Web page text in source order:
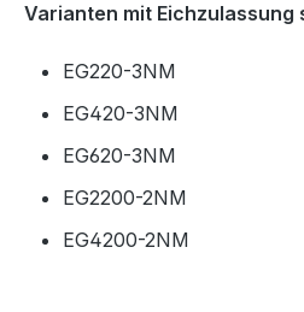
Varianten mit
EG220-3NM
EG420-3NM
EG620-3NM
EG2200-2NM
EG4200-2NM